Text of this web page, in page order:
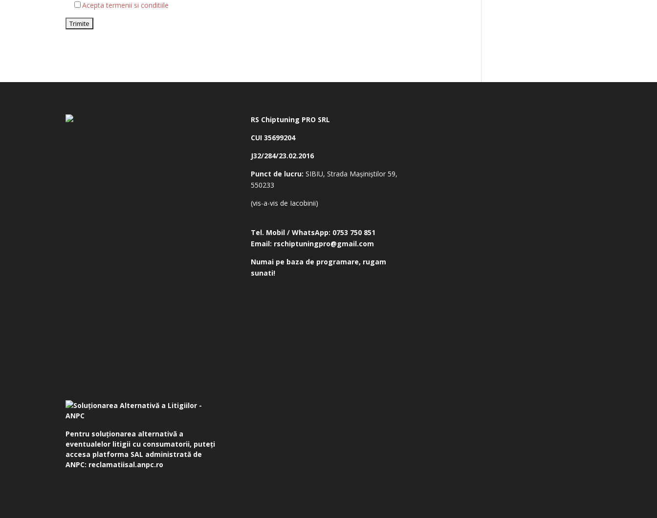
Acepta termenii si conditiile
RS Chiptuning PRO SRL
CUI 35699204
J32/284/23.02.2016
Punct de lucru: SIBIU, Strada Mașiniștilor 59,
550233
(vis-a-vis de Iacobinii)
Tel. Mobil / WhatsApp: 0753 750 851
Email: rschiptuningpro@gmail.com
Numai pe baza de programare, rugam
sunati!
Pentru soluționarea alternativă a
eventualelor litigii cu consumatorii, puteți
accesa platforma SAL administrată de
ANPC: reclamatiisal.anpc.ro